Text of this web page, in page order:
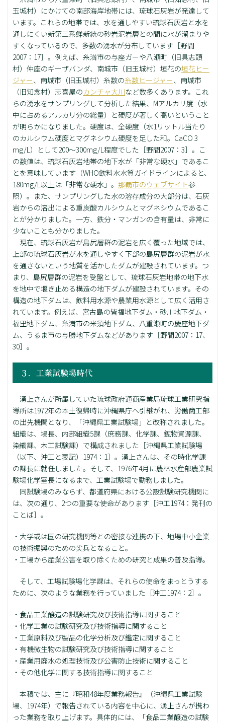
玉城村）にかけての南部海岸地帯には、琉球石灰岩が発達して
います。これらの地帯では、水を通しやすい琉球石灰岩と水を
通しにくい新第三系鮮新統の砂岩泥岩層との間に水が溜まりや
すくなっているので、多数の湧水が分布しています［野間
2007：17］。例えば、糸満市の与座ガーや八瀬町（旧具志頭
村）仲座のギーザバンダ、南城市（旧玉城村）垣花の垣花ヒー
ジャー、南城市（旧玉城村）糸数の糸数ヒージャー、南城市
（旧知念村）志喜屋のカンチャ大川など数多くあります。これ
らの湧水をサンプリングして分析した結果、Mアルカリ度（水
中に占めるアルカリ分の総量）と硬度が著しく高いということ
が明らかになりました。硬度は、全硬度（水1リットル当たり
のカルシウム硬度とマグネシウム硬度を足した和。CaCO 3
mg/L）として200～300mg/L程度でした［野間2007：3］。こ
の数値は、琉球石灰岩地帯の地下水が「非常な硬水」であるこ
とを意味しています（WHO飲料水水質ガイドラインによると、
180mg/L以上は「非常な硬水」。 那覇市のウェブサイト参
照）。また、サンプリングした水の溶存成分の大部分は、石灰
岩からの溶出による重炭酸カルシウムとマグネシウムであるこ
とが分かりました。一方、鉄分・マンガンの含有量は、非常に
少ないことも分かりました。
現在、琉球石灰岩が島尻層群の泥岩を広く覆った地域では、
上部の琉球石灰岩が水を通しやすく下部の島尻層群の泥岩が水
を通さないという地質を活かしたダムが建設されています。つ
まり、島尻層群の泥岩を受盤として、琉球石灰岩地帯の地下水
を地中で堰き止める構造の地下ダムが建設されています。その
構造の地下ダムは、飲料用水源や農業用水源として広く活用さ
れています。例えば、宮古島の皆福地下ダム・砂川地下ダム・
福里地下ダム、糸満市の米須地下ダム、八重瀬町の慶座地下ダ
ム、うるま市の与勝地下ダムなどがあります［野間2007：17、
30］。
３．工業試験場時代
湧上さんが所属していた琉球政府通商産業局琉球工業研究指
導所は1972年の本土復帰時に沖縄県庁へ引継がれ、労働商工部
の出先機関となり、「沖縄県工業試験場」と改称されました。
組織は、場長、内部組織5課（庶務課、化学課、鉱物資源課、
染織課、木工試験課）で構成されました［沖縄県工業試験場
（以下、沖工と表記）1974：1］。湧上さんは、その時化学課
の課長に就任しました。そして、1976年4月に農林水産部農業試
験場化学室長になるまで、工業試験場で勤務しました。
同試験場のみならず、都道府県における公設試験研究機関に
は、次の通り、2つの重要な使命があります［沖工1974：発刊の
ことば］。
・大学或は国の研究機関等との密接な連携の下、地場中小企業
の技術振興のための尖兵となること。
・工場から産業公害を取り除くための研究と成果の普及指導。
そして、工場試験場化学課は、それらの使命をまっとうする
ために、次のような業務を行っていました［沖工1974：2］。
・食品工業醸造の試験研究及び技術指導に関すること
・化学工業の試験研究及び技術指導に関すること
・工業原料及び製品の化学分析及び鑑定に関すること
・有機微生物の試験研究及び技術指導に関すること
・産業用廃水の処理技術及び公害防止技術に関すること
・その他化学に関する技術指導に関すること
本稿では、主に『昭和48年度業務報告』（沖縄県工業試験
場、1974年）で報告されている内容を中心に、湧上さんが携わ
った業務を取り上げます。具体的には、「食品工業醸造の試験